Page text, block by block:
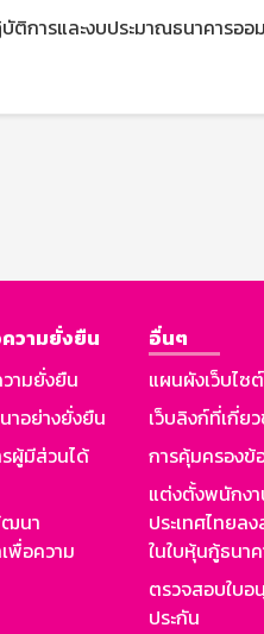
ติการและงบประมาณธนาคารอ
วามยั่งยืน
ามยั่งยืน
าอย่างยั่งยืน
ผู้มีส่วนได้
ฒนา
พื่อความ
อื่นๆ
แผนผังเว็บไซต์
เว็บลิงก์ที่เกี่ย
การคุ้มครอง
แต่งตั้งพนักง
ประเทศไทยล
ในใบหุ้นกู้ธนา
ตรวจสอบใบ
ประกัน